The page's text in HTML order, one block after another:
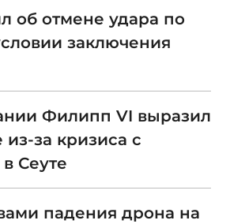
об отмене удара по
заключения
Филипп VI выразил
за кризиса с
Сеуте
падения дрона на